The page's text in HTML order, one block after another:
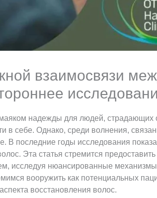
взаимосвязи
надежды для людей,
в себе. Однако, среди волнения,
В последние годы исследования
Эта статья стремится
исследуя нюансированные
вооружить как потенциальных
восстановления волос.